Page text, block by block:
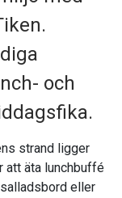
och
strand ligger
att äta lunchbuffé
eller